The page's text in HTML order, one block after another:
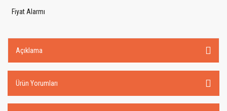
Fiyat Alarmı
Açıklama
Ürün Yorumları